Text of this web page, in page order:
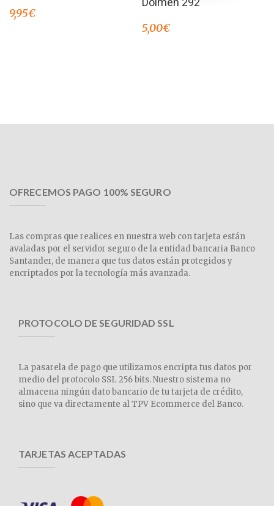
9,95€
5,00€
OFRECEMOS PAGO 100% SEGURO
Las compras que realices en nuestra web con tarjeta están
avaladas por el servidor seguro de la entidad bancaria Banco
Santander, de manera que tus datos están protegidos y
encriptados por la tecnología más avanzada.
PROTOCOLO DE SEGURIDAD SSL
La pasarela de pago que utilizamos encripta tus datos por
medio del protocolo SSL 256 bits. Nuestro sistema no
almacena ningún dato bancario de tu tarjeta de crédito,
sino que va directamente al TPV Ecommerce del Banco.
TARJETAS ACEPTADAS